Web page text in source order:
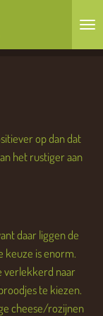
op dan dat
het rustiger aan
daar liggen de
keuze is enorm.
verlekkerd naar
te kiezen.
cheese/rozijnen